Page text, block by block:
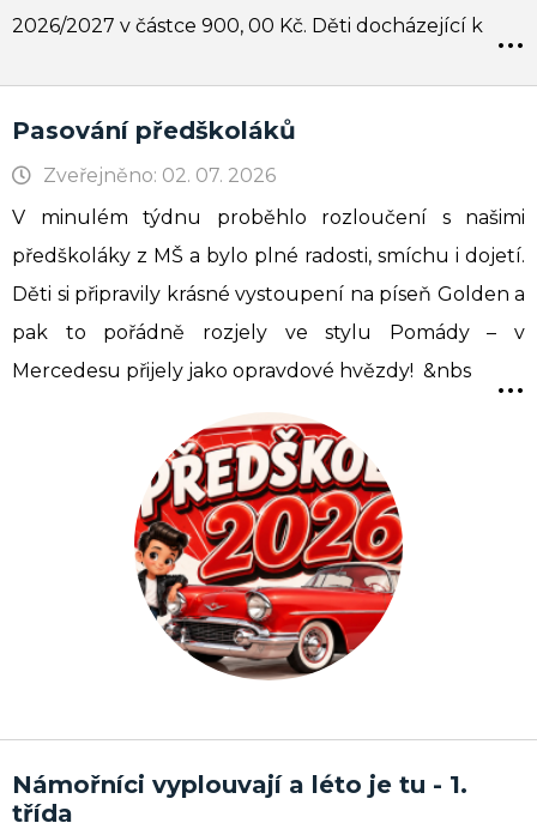
2026/2027 v částce 900, 00 Kč. Děti docházející k
...
Pasování předškoláků
Zveřejněno: 02. 07. 2026
V minulém týdnu proběhlo rozloučení s našimi
předškoláky z MŠ a bylo plné radosti, smíchu i dojetí.
Děti si připravily krásné vystoupení na píseň Golden a
pak to pořádně rozjely ve stylu Pomády – v
Mercedesu přijely jako opravdové hvězdy! &nbs
...
Námořníci vyplouvají a léto je tu - 1.
třída